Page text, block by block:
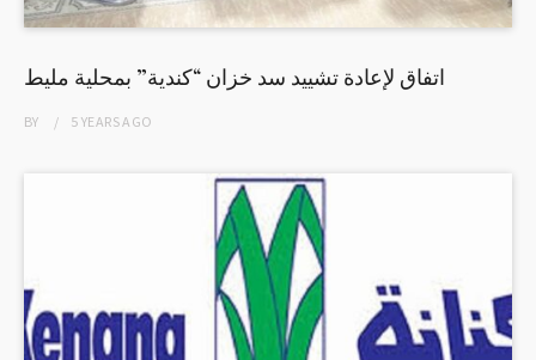
اتفاق لإعادة تشييد سد خزان “كندية” بمحلية مليط
BY 5 YEARSAGO